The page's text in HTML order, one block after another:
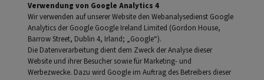
Verwendung von Google Analytics 4
Wir verwenden auf unserer Website den Webanalysedienst Google
Analytics der Google Google Ireland Limited (Gordon House,
Barrow Street, Dublin 4, Irland; „Google“).
Die Datenverarbeitung dient dem Zweck der Analyse dieser
Website und ihrer Besucher sowie für Marketing- und
Werbezwecke. Dazu wird Google im Auftrag des Betreibers dieser